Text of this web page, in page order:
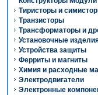
Тиристоры и
Транзисторы
Трансформаторы и
Установочные
Устройства защиты
Ферриты и магниты
Химия и расходные
Электродвигатели
Электронные